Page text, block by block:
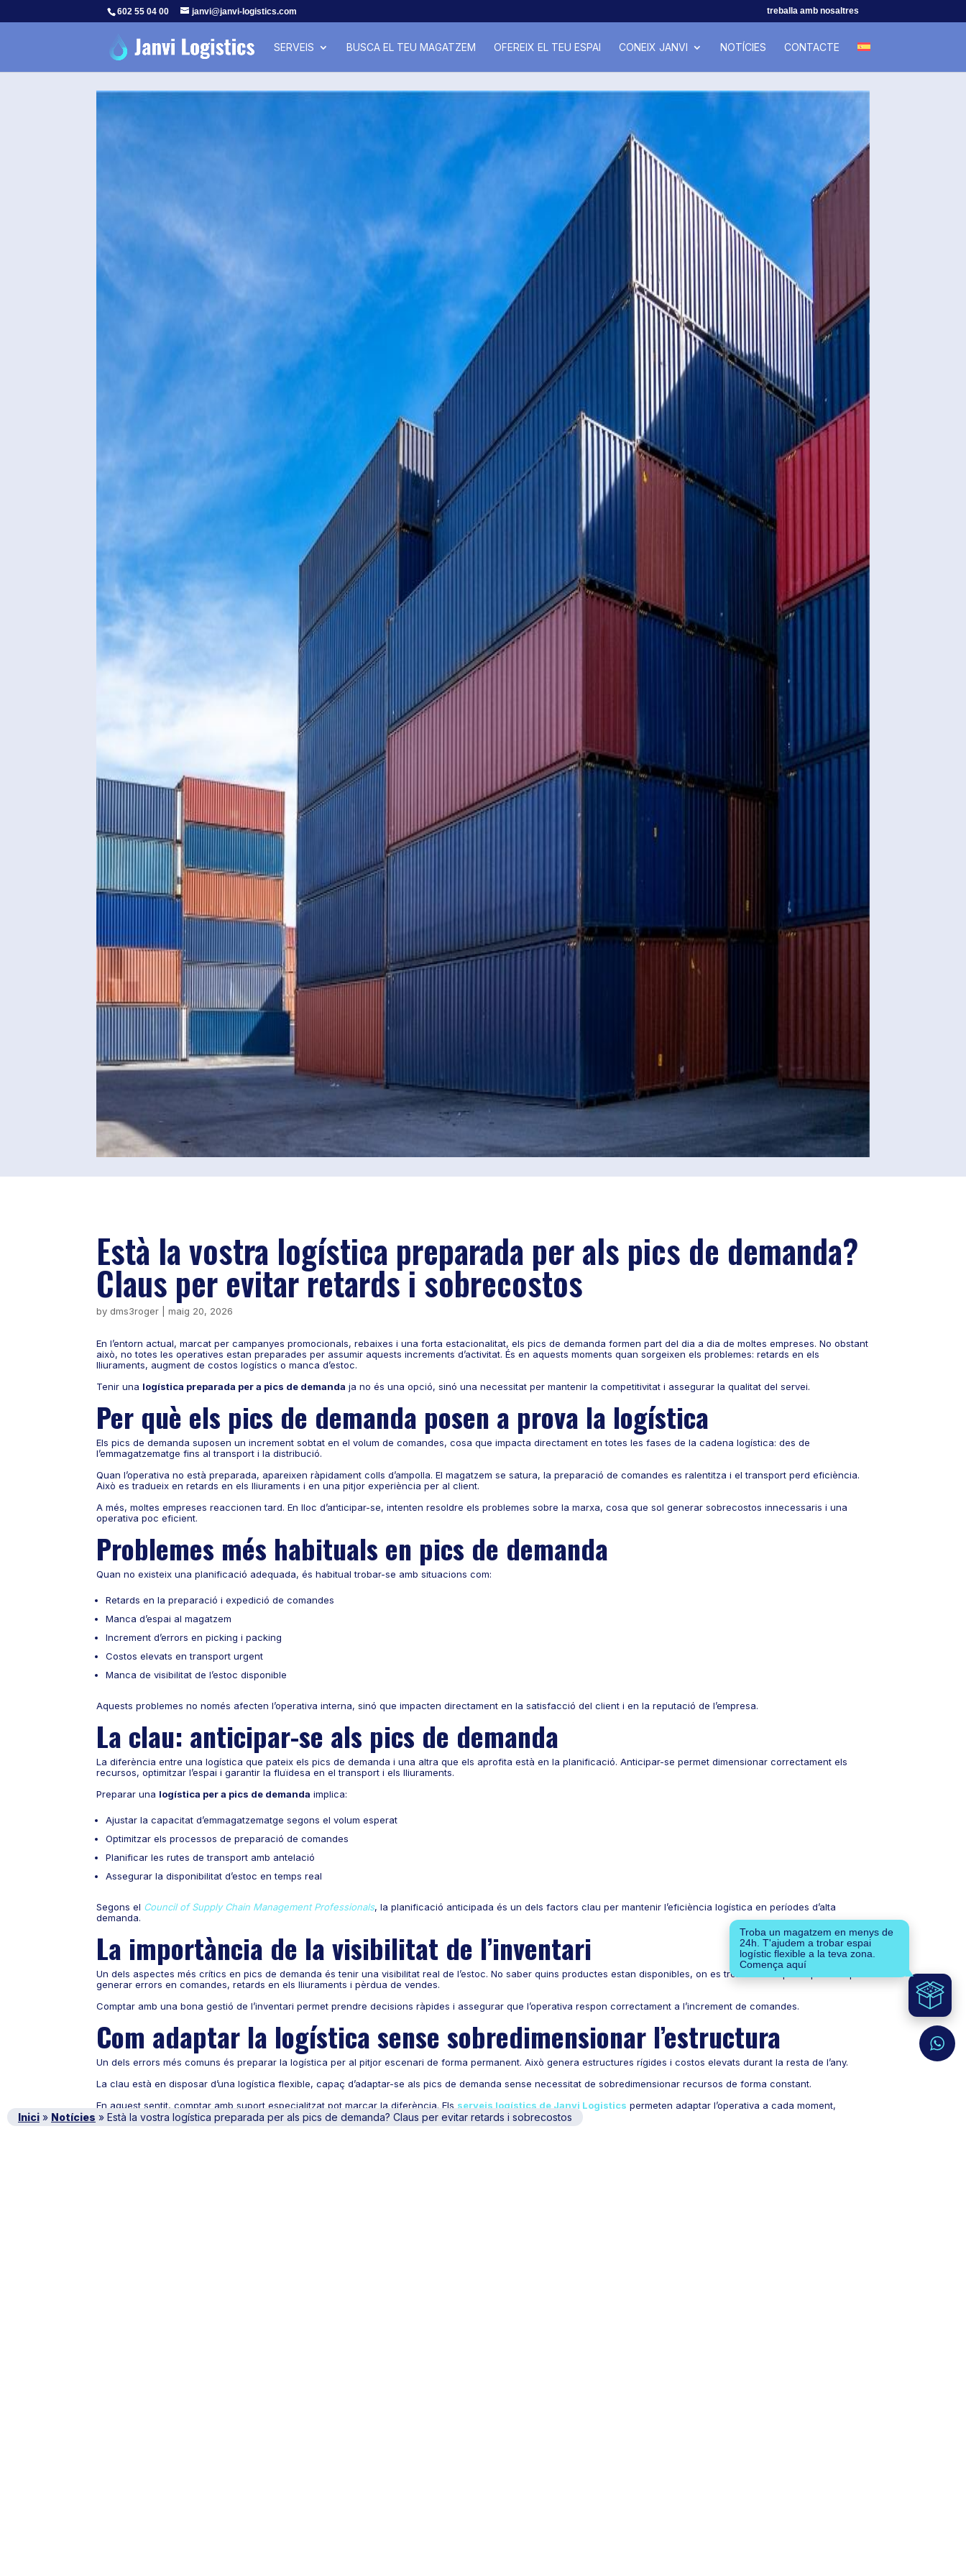
602 55 04 00 janvi@janvi-logistics.com treballa amb nosaltres
SERVEIS BUSCA EL TEU MAGATZEM OFEREIX EL TEU ESPAI CONEIX JANVI NOTÍCIES CONTACTE
Està la vostra logística preparada per als pics de demanda?
Claus per evitar retards i sobrecostos
by dms3roger |maig 20, 2026
En l’entorn actual, marcat per campanyes promocionals, rebaixes i una forta estacionalitat, els pics de demanda formen part del dia a dia de moltes empreses. No obstant
això, no totes les operatives estan preparades per assumir aquests increments d’activitat. És en aquests moments quan sorgeixen els problemes: retards en els
lliuraments, augment de costos logístics o manca d’estoc.
Tenir una logística preparada per a pics de demanda ja no és una opció, sinó una necessitat per mantenir la competitivitat i assegurar la qualitat del servei.
Per què els pics de demanda posen a prova la logística
Els pics de demanda suposen un increment sobtat en el volum de comandes, cosa que impacta directament en totes les fases de la cadena logística: des de
l’emmagatzematge fins al transport i la distribució.
Quan l’operativa no està preparada, apareixen ràpidament colls d’ampolla. El magatzem se satura, la preparació de comandes es ralentitza i el transport perd eficiència.
Això es tradueix en retards en els lliuraments i en una pitjor experiència per al client.
A més, moltes empreses reaccionen tard. En lloc d’anticipar-se, intenten resoldre els problemes sobre la marxa, cosa que sol generar sobrecostos innecessaris i una
operativa poc eficient.
Problemes més habituals en pics de demanda
Quan no existeix una planificació adequada, és habitual trobar-se amb situacions com:
Retards en la preparació i expedició de comandes
Manca d’espai al magatzem
Increment d’errors en picking i packing
Costos elevats en transport urgent
Manca de visibilitat de l’estoc disponible
Aquests problemes no només afecten l’operativa interna, sinó que impacten directament en la satisfacció del client i en la reputació de l’empresa.
La clau: anticipar-se als pics de demanda
La diferència entre una logística que pateix els pics de demanda i una altra que els aprofita està en la planificació. Anticipar-se permet dimensionar correctament els
recursos, optimitzar l’espai i garantir la fluïdesa en el transport i els lliuraments.
Preparar una logística per a pics de demanda implica:
Ajustar la capacitat d’emmagatzematge segons el volum esperat
Optimitzar els processos de preparació de comandes
Planificar les rutes de transport amb antelació
Assegurar la disponibilitat d’estoc en temps real
Segons el Council of Supply Chain Management Professionals, la planificació anticipada és un dels factors clau per mantenir l’eficiència logística en períodes d’alta
demanda.
La importància de la visibilitat de l’inventari
Un dels aspectes més crítics en pics de demanda és tenir una visibilitat real de l’estoc. No saber quins productes estan disponibles, on es troben o en quina quantitat pot
generar errors en comandes, retards en els lliuraments i pèrdua de vendes.
Comptar amb una bona gestió de l’inventari permet prendre decisions ràpides i assegurar que l’operativa respon correctament a l’increment de comandes.
Com adaptar la logística sense sobredimensionar l’estructura
Un dels errors més comuns és preparar la logística per al pitjor escenari de forma permanent. Això genera estructures rígides i costos elevats durant la resta de l’any.
La clau està en disposar d’una logística flexible, capaç d’adaptar-se als pics de demanda sense necessitat de sobredimensionar recursos de forma constant.
En aquest sentit, comptar amb suport especialitzat pot marcar la diferència. Els serveis logístics de Janvi Logistics permeten adaptar l’operativa a cada moment,
optimitzar el transport i assegurar una gestió eficient del magatzem.
Inici » Notícies » Està la vostra logística preparada per als pics de demanda? Claus per evitar retards i sobrecostos
Troba un magatzem en menys de
24h. T'ajudem a trobar espai
logístic flexible a la teva zona.
Comença aquí